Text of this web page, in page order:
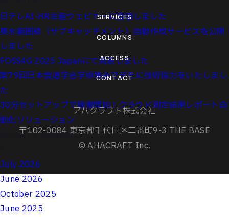
日テレAI-HR主催ウェビナーに登壇しました
集水範囲線（サブキャッチメント）自動作成サービスを公開
しました
FOSS4G 2025 Japanにて発表しました
第79回日本食道学会学術集会でデモに技術協力をいたしまし
た
30分セットアップで稼働開始！クラウド測定結果レポート自
動化ソリューション
Recent Comments
July 2026
June 2026
October 2025
June 2025
SERVICES
COLUMNS
ACCESS
CONTACT
アハクラフト株式会社
〒102-0084 東京都千代田区二番町9-3 THE BASE
© AHACRAFT Inc.